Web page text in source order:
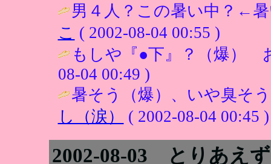
男４人？この暑い中？←
こ ( 2002-08-04 00:55 )
もしや『●下』？（爆）
08-04 00:49 )
暑そう（爆）、いや臭そ
し（涙）
( 2002-08-04 00:45 )
2002-08-03 とりあえず